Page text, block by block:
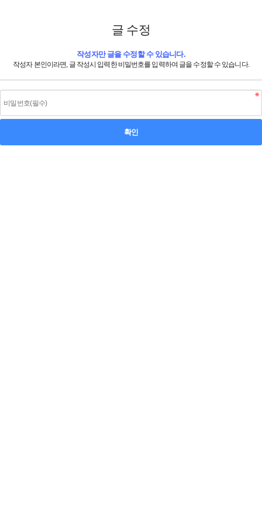
글 수정
작성자만 글을 수정할 수 있습니다.
작성자 본인이라면, 글 작성시 입력한 비밀번호를 입력하여 글을 수정할 수 있습니다.